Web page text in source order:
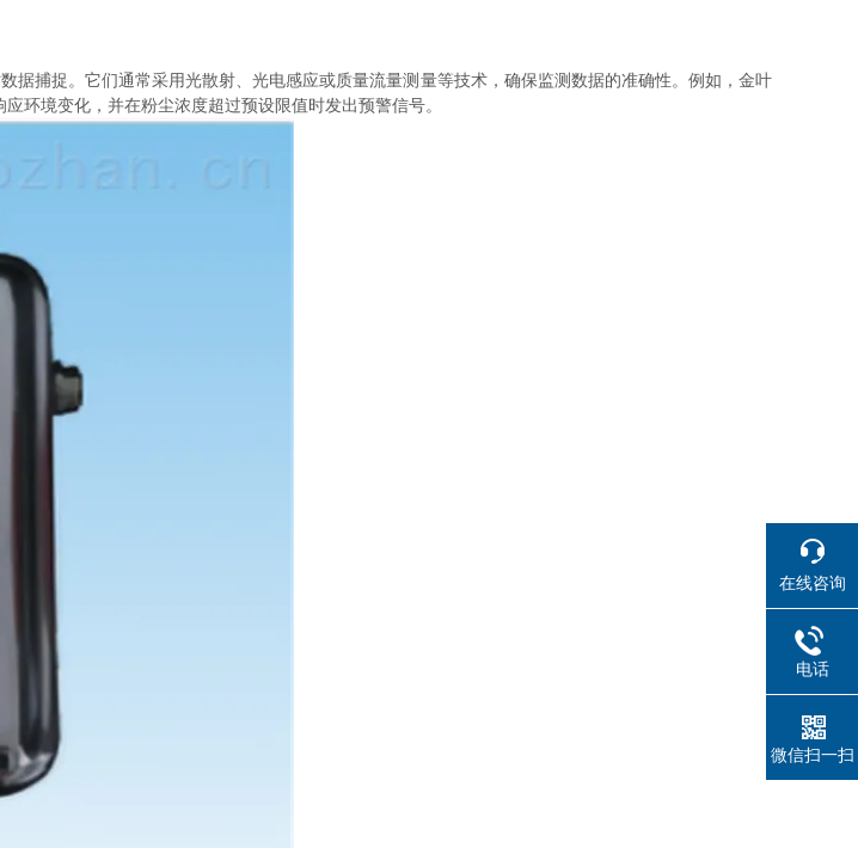
捕捉。它们通常采用光散射、光电感应或质量流量测量等技术，确保监测数据的准确性。例如，金叶
环境变化，并在粉尘浓度超过预设限值时发出预警信号。
在线咨询
电话
微信扫一扫